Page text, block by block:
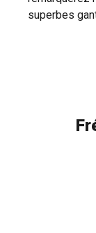
superbes